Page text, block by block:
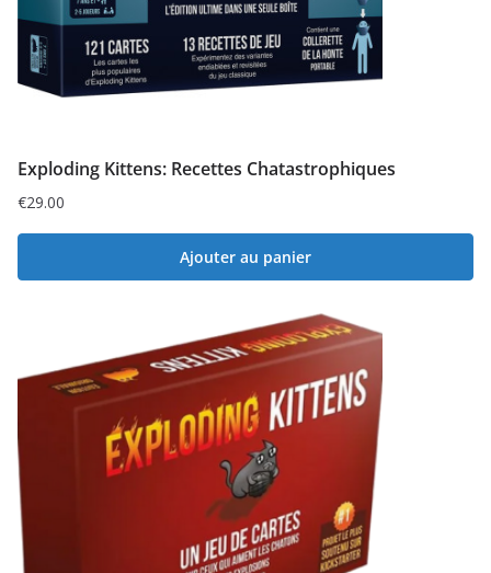
Exploding Kittens: Recettes Chatastrophiques
€29.00
Ajouter au panier